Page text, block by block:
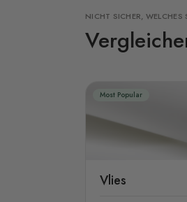
NICHT SICHER, WELCHES
Most Popular
Vlies